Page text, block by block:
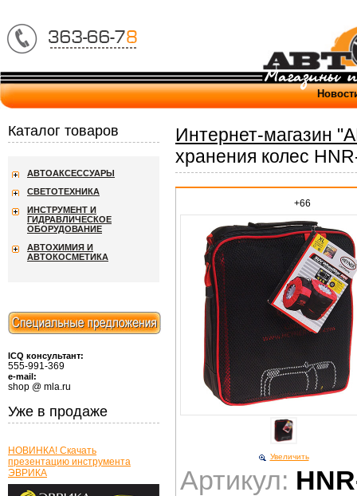
Интернет-магазин
хранения колес
+66
Увеличить
Артикул:
Каталог товаров
АВТОАКСЕССУАРЫ
СВЕТОТЕХНИКА
ИНСТРУМЕНТ И
ГИДРАВЛИЧЕСКОЕ
ОБОРУДОВАНИЕ
АВТОХИМИЯ И
АВТОКОСМЕТИКА
ICQ консультант:
555-991-369
e-mail:
shop @ mla.ru
Уже в продаже
НОВИНКА! Скачать
презентацию инструмента
ЭВРИКА